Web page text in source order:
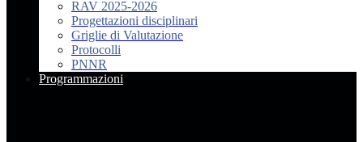
RAV 2025-2026
Progettazioni disciplinari
Griglie di Valutazione
Protocolli
PNNR
Programmazioni